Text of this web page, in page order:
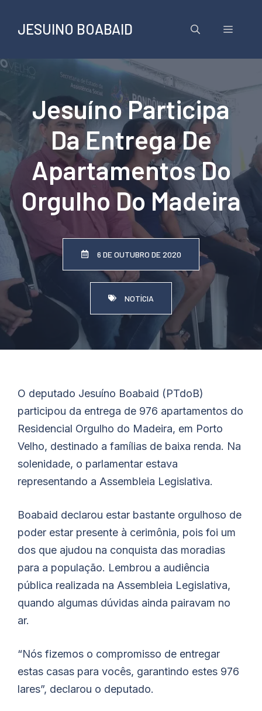
conteúdo
JESUINO BOABAID Menu
Jesuíno Participa
Da Entrega De
Apartamentos Do
Orgulho Do Madeira
6 DE OUTUBRO DE 2020
NOTÍCIA
O deputado Jesuíno Boabaid (PTdoB)
participou da entrega de 976 apartamentos do
Residencial Orgulho do Madeira, em Porto
Velho, destinado a famílias de baixa renda. Na
solenidade, o parlamentar estava
representando a Assembleia Legislativa.
Boabaid declarou estar bastante orgulhoso de
poder estar presente à cerimônia, pois foi um
dos que ajudou na conquista das moradias
para a população. Lembrou a audiência
pública realizada na Assembleia Legislativa,
quando algumas dúvidas ainda pairavam no
ar.
“Nós fizemos o compromisso de entregar
estas casas para vocês, garantindo estes 976
lares”, declarou o deputado.